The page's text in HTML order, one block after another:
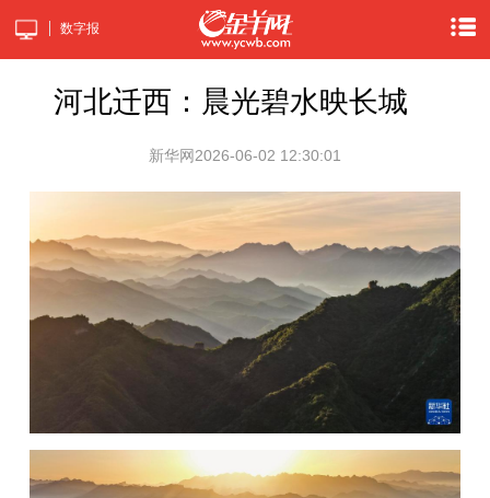
数字报
河北迁西：晨光碧水映长城
新华网2026-06-02 12:30:01